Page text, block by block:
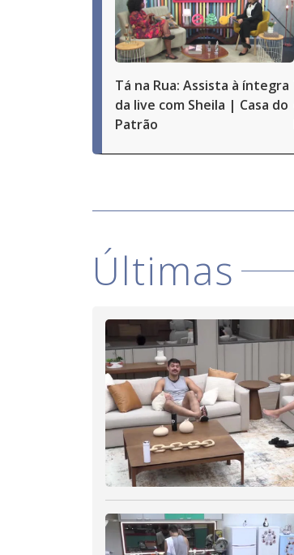
Tá na Rua: Assista à íntegra
da live com Sheila | Casa do
Patrão
Últimas